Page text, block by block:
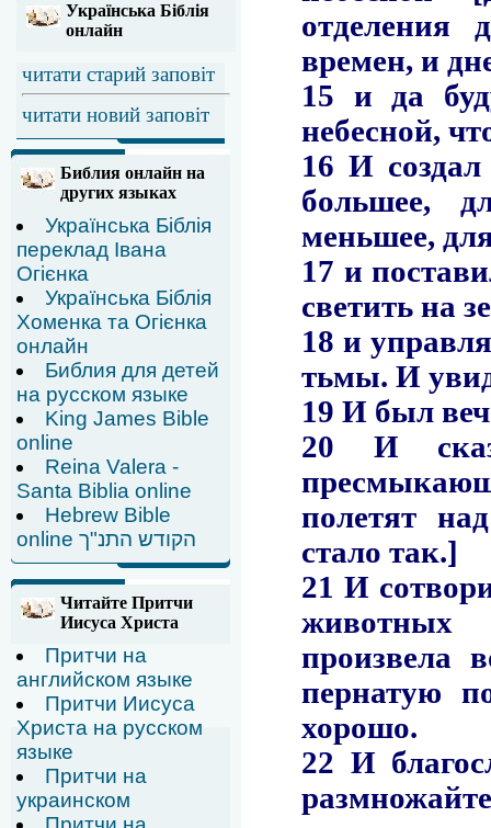
Українська Біблія
онлайн
читати старий заповіт
читати новий заповіт
Библия онлайн на
других языках
Українська Біблія
переклад Івана
Огієнка
Українська Біблія
Хоменка та Огієнка
онлайн
Библия для детей
на русском языке
King James Bible
online
Reina Valera -
Santa Biblia online
Hebrew Bible
online הקודש התנ"ך
Читайте Притчи
Иисуса Христа
Притчи на
английском языке
Притчи Иисуса
Христа на русском
языке
Притчи на
украинском